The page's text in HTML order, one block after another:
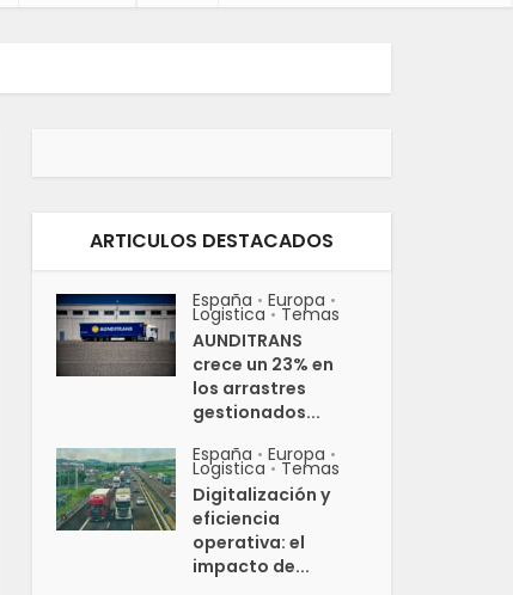
ARTICULOS DESTACADOS
España • Europa •
Logistica • Temas
AUNDITRANS
crece un 23% en
los arrastres
gestionados...
España • Europa •
Logistica • Temas
Digitalización y
eficiencia
operativa: el
impacto de...